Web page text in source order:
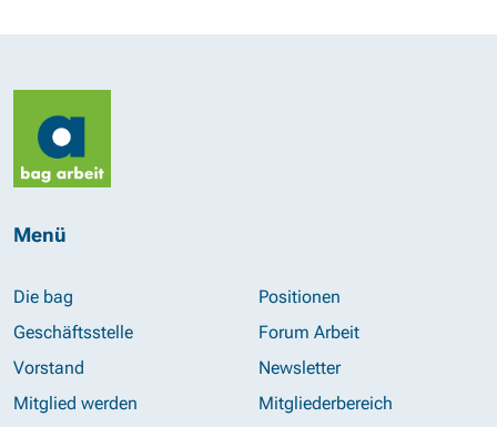
Menü
Die bag
Geschäftsstelle
Vorstand
Mitglied werden
Positionen
Forum Arbeit
Newsletter
Mitgliederbereich